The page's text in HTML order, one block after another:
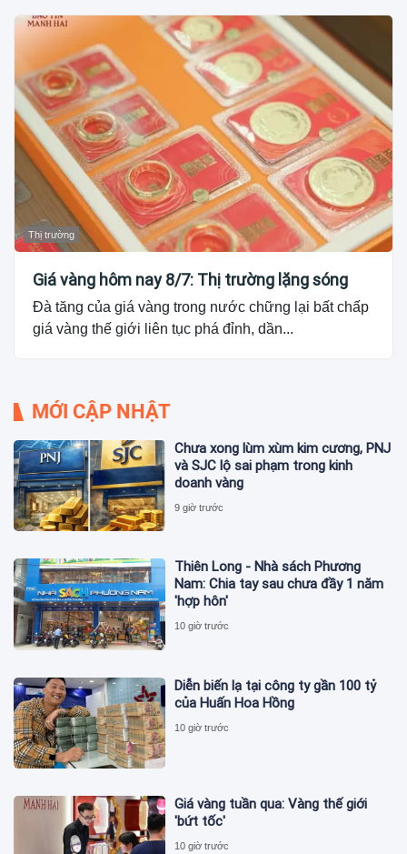
Thị trường
Giá vàng hôm nay 8/7: Thị trường lặng sóng
Đà tăng của giá vàng trong nước chững lại bất chấp
giá vàng thế giới liên tục phá đỉnh, dần...
MỚI CẬP NHẬT
Chưa xong lùm xùm kim cương, PNJ
và SJC lộ sai phạm trong kinh
doanh vàng
9 giờ trước
Thiên Long - Nhà sách Phương
Nam: Chia tay sau chưa đầy 1 năm
'hợp hôn'
10 giờ trước
Diễn biến lạ tại công ty gần 100 tỷ
của Huấn Hoa Hồng
10 giờ trước
Giá vàng tuần qua: Vàng thế giới
'bứt tốc'
10 giờ trước